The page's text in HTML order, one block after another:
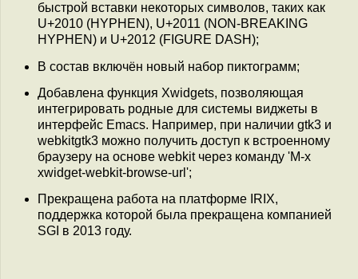
быстрой вставки некоторых символов, таких как
U+2010 (HYPHEN), U+2011 (NON-BREAKING
HYPHEN) и U+2012 (FIGURE DASH);
В состав включён новый набор пиктограмм;
Добавлена функция Xwidgets, позволяющая
интегрировать родные для системы виджеты в
интерфейс Emacs. Например, при наличии gtk3 и
webkitgtk3 можно получить доступ к встроенному
браузеру на основе webkit через команду 'M-x
xwidget-webkit-browse-url';
Прекращена работа на платформе IRIX,
поддержка которой была прекращена компанией
SGI в 2013 году.